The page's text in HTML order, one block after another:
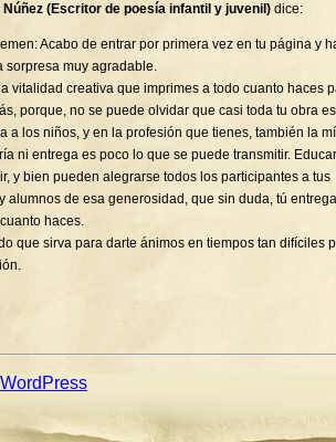
Núñez (Escritor de poesía infantil y juvenil) dice:
Acabo de entrar por primera vez en tu página y
sorpresa muy agradable.
vitalidad creativa que imprimes a todo cuanto haces
porque, no se puede olvidar que casi toda tu obra
a los niños, y en la profesión que tienes, también la
ni entrega es poco lo que se puede transmitir.
y bien pueden alegrarse todos los participantes a tus
alumnos de esa generosidad, que sin duda, tú
haces.
que sirva para darte ánimos en tiempos tan difíciles
WordPress